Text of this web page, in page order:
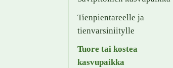
Tienpientareelle ja
tienvarsiniitylle
Tuore tai kostea
kasvupaikka